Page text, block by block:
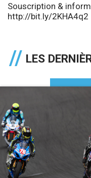
Souscription &
http://bit.ly/2KHA4q2
LES